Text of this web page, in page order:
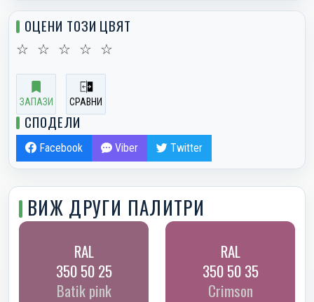
ОЦЕНИ ТОЗИ ЦВЯТ
☆ ☆ ☆ ☆ ☆
ЗАПАЗИ СРАВНИ
СПОДЕЛИ
Facebook Viber Twitter
ВИЖ ДРУГИ ПАЛИТРИ
RAL
350 50 25
Batik pink
RAL
350 50 35
Crimson